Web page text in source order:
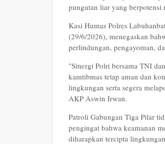
pungutan liar yang berpotensi
Kasi Humas Polres
(29/6/2026), menegaskan
perlindungan, pengayoman,
"Sinergi Polri bersama TNI
kamtibmas tetap aman dan
lingkungan serta segera
AKP Aswin Irwan.
Patroli Gabungan Tiga Pilar
pengingat bahwa keamanan
diharapkan tercipta